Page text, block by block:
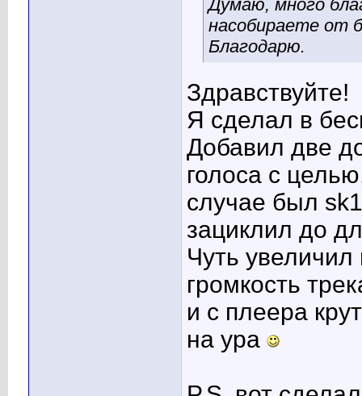
Думаю, много
насобираете от
Благодарю.
Здравствуйте!
Я сделал в
Добавил две
голоса с
случае был
зациклил до
Чуть увеличил
громкость
и с плеера
на ура